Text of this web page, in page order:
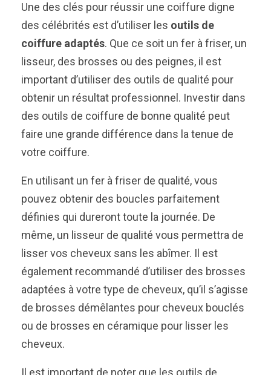
Une des clés pour réussir une coiffure digne
des célébrités est d’utiliser les outils de
coiffure adaptés. Que ce soit un fer à friser, un
lisseur, des brosses ou des peignes, il est
important d’utiliser des outils de qualité pour
obtenir un résultat professionnel. Investir dans
des outils de coiffure de bonne qualité peut
faire une grande différence dans la tenue de
votre coiffure.
En utilisant un fer à friser de qualité, vous
pouvez obtenir des boucles parfaitement
définies qui dureront toute la journée. De
même, un lisseur de qualité vous permettra de
lisser vos cheveux sans les abîmer. Il est
également recommandé d’utiliser des brosses
adaptées à votre type de cheveux, qu’il s’agisse
de brosses démêlantes pour cheveux bouclés
ou de brosses en céramique pour lisser les
cheveux.
Il est important de noter que les outils de